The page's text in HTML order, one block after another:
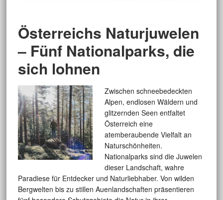
Österreichs Naturjuwelen
– Fünf Nationalparks, die
sich lohnen
Zwischen schneebedeckten
Alpen, endlosen Wäldern und
glitzernden Seen entfaltet
Österreich eine
atemberaubende Vielfalt an
Naturschönheiten.
Nationalparks sind die Juwelen
dieser Landschaft, wahre
Paradiese für Entdecker und Naturliebhaber. Von wilden
Bergwelten bis zu stillen Auenlandschaften präsentieren